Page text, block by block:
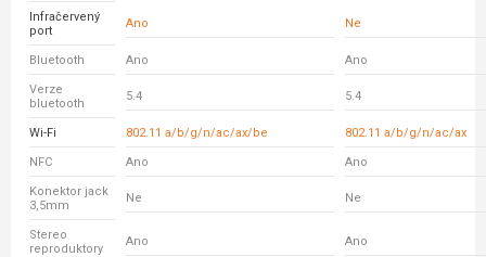
Infračervený
port
Ano Ne
Bluetooth Ano Ano
Verze
bluetooth
5.4 5.4
Wi-Fi 802.11 a/b/g/n/ac/ax/be 802.11 a/b/g/n/ac/ax
NFC Ano Ano
Konektor jack
3,5mm
Ne Ne
Stereo
reproduktory
Ano Ano